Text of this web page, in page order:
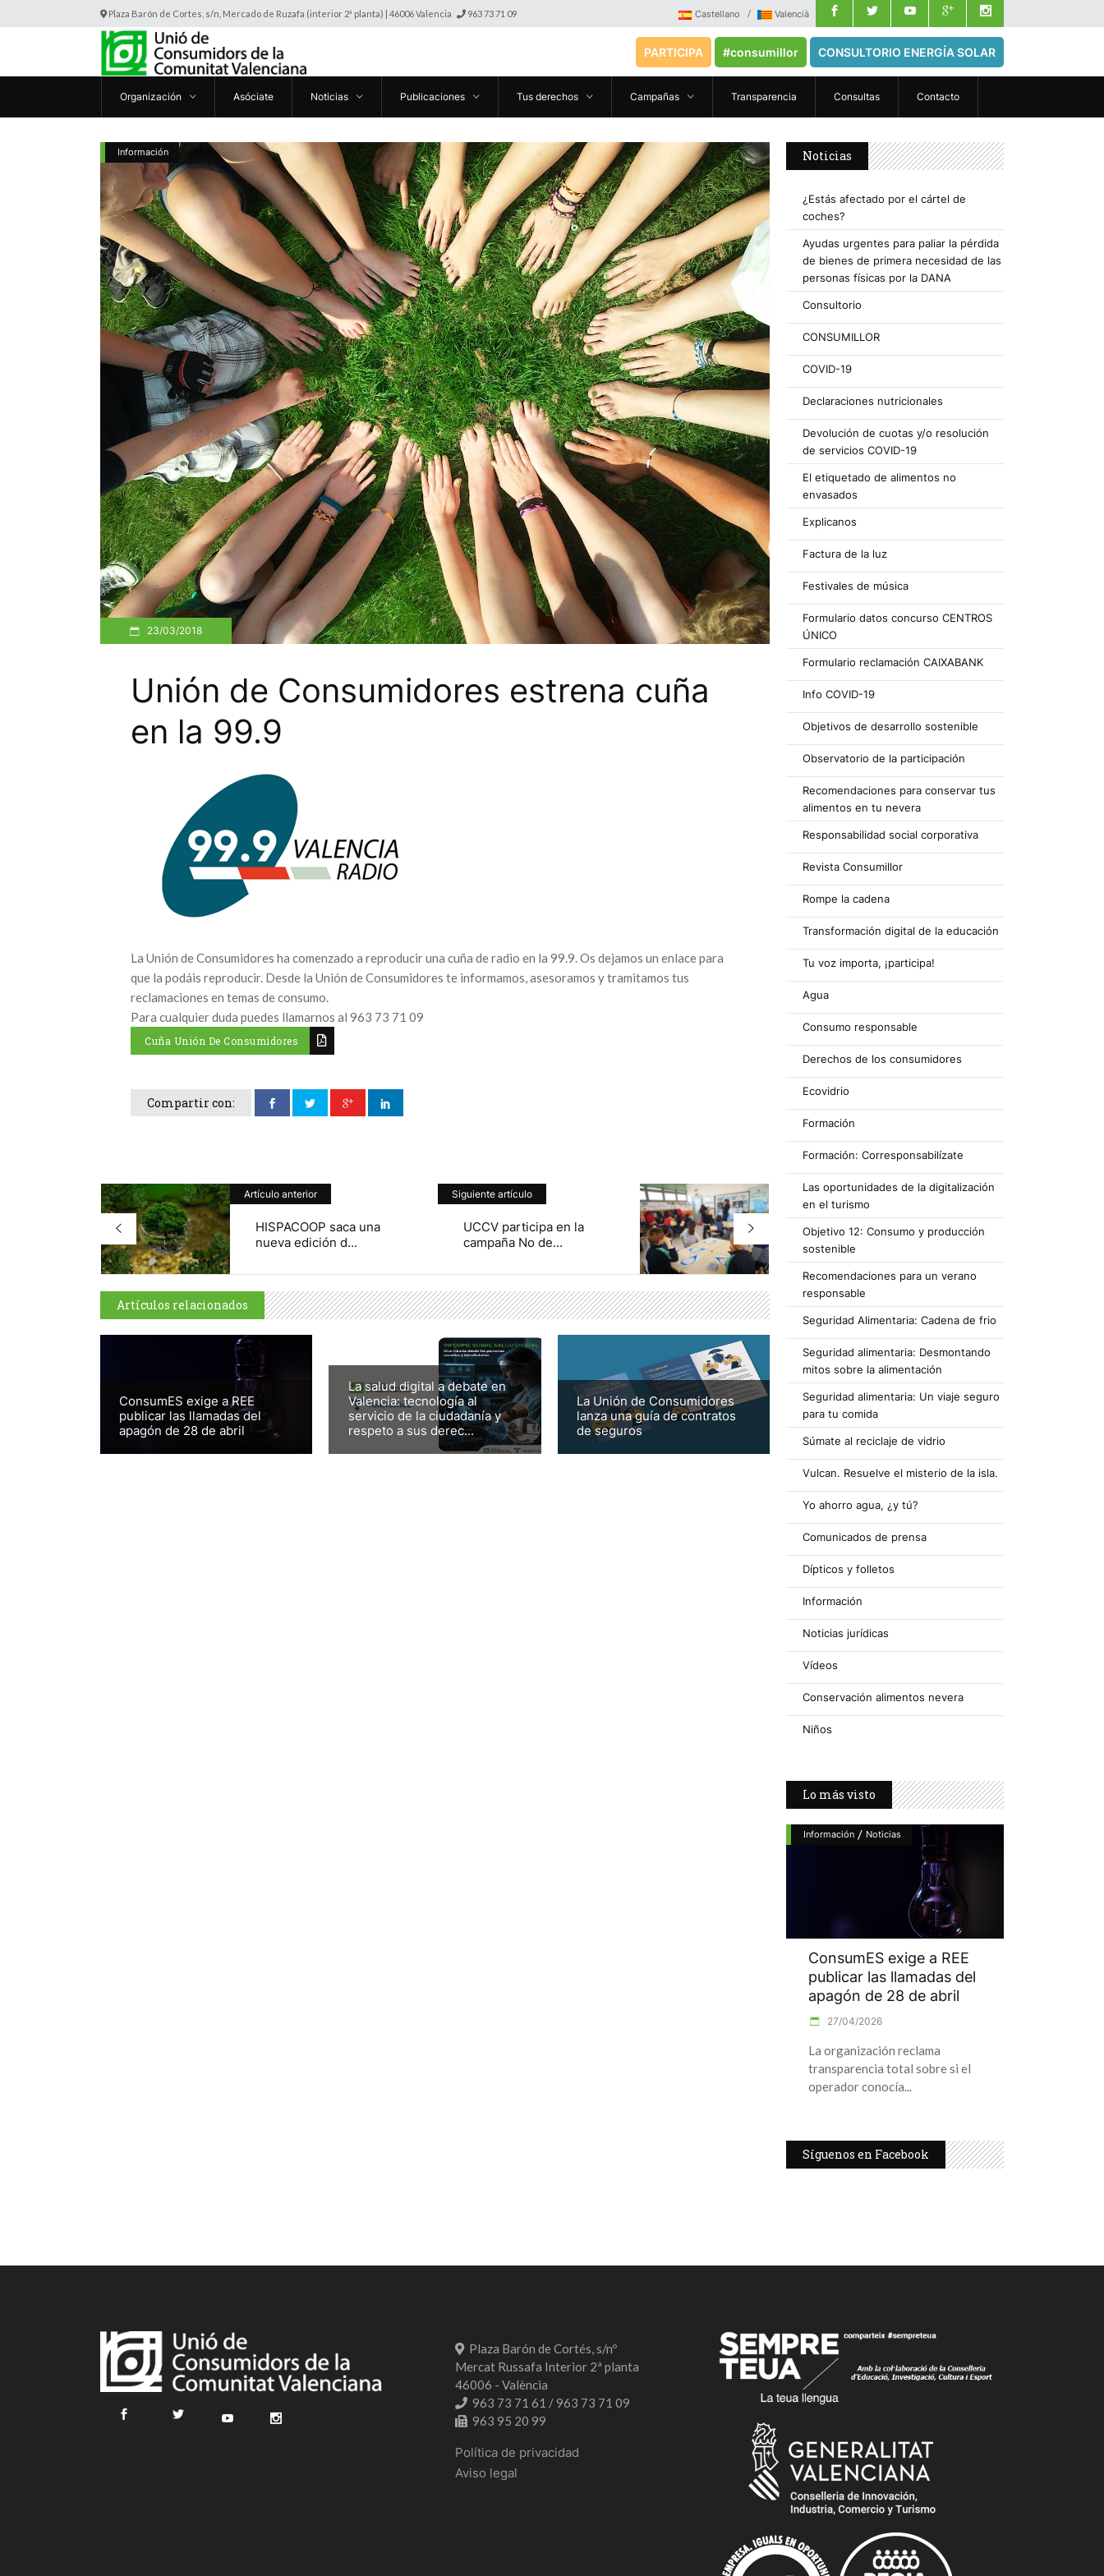
Plaza Barón de Cortes, s/n, Mercado de Ruzafa (interior 2ª planta) | 46006 Valencia 963 73 71 09 Castellano Valencià
PARTICIPA #consumillor CONSULTORIO ENERGÍA SOLAR
Organización Asóciate Noticias Publicaciones Tus derechos Campañas Transparencia Consultas Contacto
Información
23/03/2018
Unión de Consumidores estrena cuña
en la 99.9
La Unión de Consumidores ha comenzado a reproducir una cuña de radio en la 99.9. Os dejamos un enlace para
que la podáis reproducir. Desde la Unión de Consumidores te informamos, asesoramos y tramitamos tus
reclamaciones en temas de consumo.
Para cualquier duda puedes llamarnos al 963 73 71 09
Cuña Unión De Consumidores
Compartir con:
Artículo anterior
HISPACOOP saca una
nueva edición d...
Siguiente artículo
UCCV participa en la
campaña No de...
Artículos relacionados
ConsumES exige a REE
publicar las llamadas del
apagón de 28 de abril
La salud digital a debate en
Valencia: tecnología al
servicio de la ciudadanía y
respeto a sus derec...
La Unión de Consumidores
lanza una guía de contratos
de seguros
Noticias
¿Estás afectado por el cártel de
coches?
Ayudas urgentes para paliar la pérdida
de bienes de primera necesidad de las
personas físicas por la DANA
Consultorio
CONSUMILLOR
COVID-19
Declaraciones nutricionales
Devolución de cuotas y/o resolución
de servicios COVID-19
El etiquetado de alimentos no
envasados
Explicanos
Factura de la luz
Festivales de música
Formulario datos concurso CENTROS
ÚNICO
Formulario reclamación CAIXABANK
Info COVID-19
Objetivos de desarrollo sostenible
Observatorio de la participación
Recomendaciones para conservar tus
alimentos en tu nevera
Responsabilidad social corporativa
Revista Consumillor
Rompe la cadena
Transformación digital de la educación
Tu voz importa, ¡participa!
Agua
Consumo responsable
Derechos de los consumidores
Ecovidrio
Formación
Formación: Corresponsabilízate
Las oportunidades de la digitalización
en el turismo
Objetivo 12: Consumo y producción
sostenible
Recomendaciones para un verano
responsable
Seguridad Alimentaria: Cadena de frio
Seguridad alimentaria: Desmontando
mitos sobre la alimentación
Seguridad alimentaria: Un viaje seguro
para tu comida
Súmate al reciclaje de vidrio
Vulcan. Resuelve el misterio de la isla.
Yo ahorro agua, ¿y tú?
Comunicados de prensa
Dípticos y folletos
Información
Noticias jurídicas
Vídeos
Conservación alimentos nevera
Niños
Lo más visto
Información / Noticias
ConsumES exige a REE
publicar las llamadas del
apagón de 28 de abril
27/04/2026
La organización reclama
transparencia total sobre si el
operador conocía
Síguenos en Facebook
Plaza Barón de Cortés, s/nº
Mercat Russafa Interior 2ª planta
46006 - València
963 73 71 61 / 963 73 71 09
963 95 20 99
Política de privacidad
Aviso legal